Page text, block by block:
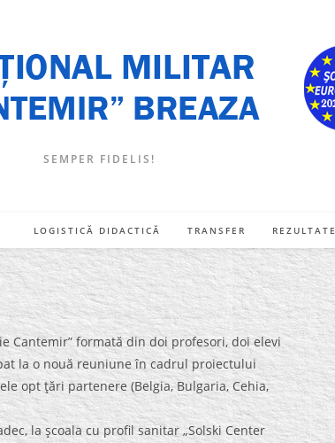
SEMPER FIDELIS!
LOGISTICĂ DIDACTICĂ TRANSFER REZULTATE
Cantemir” formată din doi profesori, doi elevi
la o nouă reuniune în cadrul proiectului
opt ţări partenere (Belgia, Bulgaria, Cehia,
la şcoala cu profil sanitar „Solski Center